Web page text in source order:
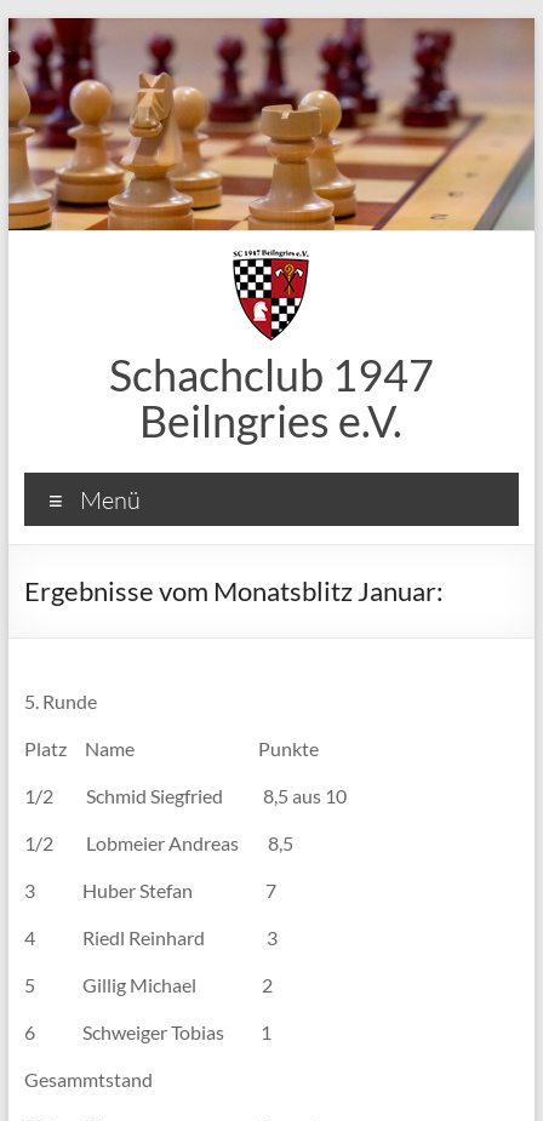
Zum
Inhalt
springen
Schachclub 1947
Beilngries e.V.
Menü
Ergebnisse vom Monatsblitz Januar:
5. Runde
Platz Name Punkte
1/2 Schmid Siegfried 8,5 aus 10
1/2 Lobmeier Andreas 8,5
3 Huber Stefan 7
4 Riedl Reinhard 3
5 Gillig Michael 2
6 Schweiger Tobias 1
Gesammtstand